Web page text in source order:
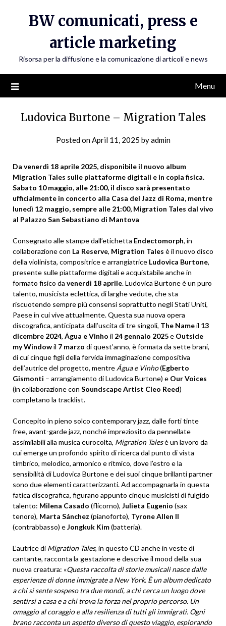
BW comunicati, press e
article marketing
Risorsa per la diffusione e la comunicazione di articoli e news
Menu
Ludovica Burtone – Migration Tales
Posted onApril 11, 2025 byadmin
Da venerdì 18 aprile 2025, disponibile il nuovo album
Migration Tales sulle piattaforme digitali e in copia fisica.
Sabato 10 maggio, alle 21:00, il disco sarà presentato
ufficialmente in concerto alla Casa del Jazz di Roma, mentre
lunedì 12 maggio, sempre alle 21:00, Migration Tales dal vivo
al Palazzo San Sebastiano di Mantova
Consegnato alle stampe dall’etichetta Endectomorph, in
collaborazione con La Reserve, Migration Tales è il nuovo disco
della violinista, compositrice e arrangiatrice Ludovica Burtone,
presente sulle piattaforme digitali e acquistabile anche in
formato fisico da venerdì 18 aprile. Ludovica Burtone è un puro
talento, musicista eclettica, di larghe vedute, che sta
riscuotendo sempre più consensi soprattutto negli Stati Uniti,
Paese in cui vive attualmente. Questa sua nuova opera
discografica, anticipata dall’uscita di tre singoli, The Nameil 13
dicembre 2024, Água e Vinho il 24 gennaio 2025e Outside
my Windowil 7 marzo di quest’anno, è formata da sette brani,
di cui cinque figli della fervida immaginazione compositiva
dell’autrice del progetto, mentre Água e Vinho(Egberto
Gismonti – arrangiamento di Ludovica Burtone) e Our Voices
(in collaborazione con Soundscape Artist Cleo Reed)
completano la tracklist.
Concepito in pieno solco contemporary jazz, dalle forti tinte
free, avant-garde jazz, nonché impreziosito da pennellate
assimilabili alla musica eurocolta, Migration Talesè un lavoro da
cui emerge un profondo spirito di ricerca dal punto di vista
timbrico, melodico, armonico e ritmico, dove l’estro e la
sensibilità di Ludovica Burtone e dei suoi cinque brillanti partner
sono due elementi caratterizzanti. Ad accompagnarla in questa
fatica discografica, figurano appunto cinque musicisti di fulgido
talento: Milena Casado (flicorno), Julieta Eugenio (sax
tenore), Marta Sánchez (pianoforte), Tyrone Allen II
(contrabbasso) eJongkuk Kim(batteria).
L’autrice di Migration Tales, in questo CD anche in veste di
cantante, racconta la gestazione e descrive il mood della sua
nuova creatura: «Questa raccolta di storie musicali nasce dalle
esperienze di donne immigrate a New York. È un album dedicato
a chi si sente sospeso tra due mondi, a chi cerca un luogo dove
sentirsi a casa e a chi trova la forza nel proprio percorso. Un
omaggio al coraggio e alla resilienza di tutti gli immigrati. Ogni
brano racconta un aspetto diverso di questo viaggio, esplorando